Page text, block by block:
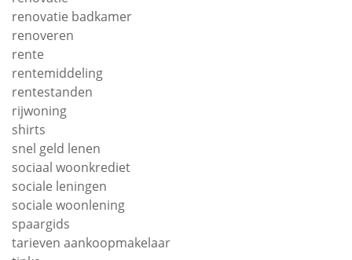
renovatie badkamer
renoveren
rente
rentemiddeling
rentestanden
rijwoning
shirts
snel geld lenen
sociaal woonkrediet
sociale leningen
sociale woonlening
spaargids
tarieven aankoopmakelaar